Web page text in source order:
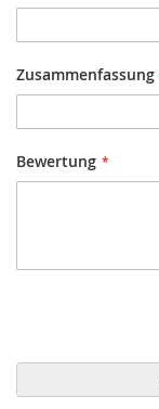
Zusammenfassung
Bewertung